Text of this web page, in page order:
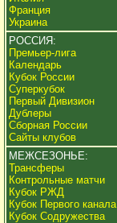
Франция
Украина
РОССИЯ:
Премьер-лига
Календарь
Кубок России
Суперкубок
Первый Дивизион
Дублеры
Сборная России
Сайты клубов
МЕЖСЕЗОНЬЕ:
Трансферы
Контрольные матчи
Кубок РЖД
Кубок Первого канала
Кубок Содружества